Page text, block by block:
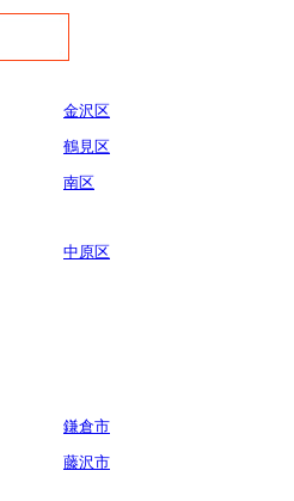
金沢区
鶴見区
南区
中原区
鎌倉市
藤沢市